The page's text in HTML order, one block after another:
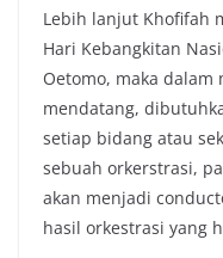
Lebih lanjut Khofifah
Hari Kebangkitan
Oetomo, maka dalam
mendatang,
setiap bidang atau
sebuah orkerstrasi,
akan menjadi
hasil orkestrasi yang